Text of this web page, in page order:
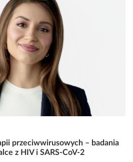
przeciwwirusowych – badania
z HIV i SARS-CoV-2